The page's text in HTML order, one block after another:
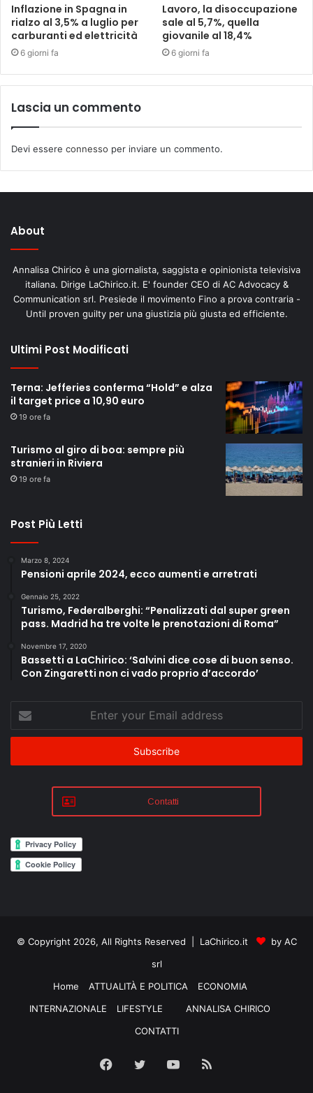
Inflazione in Spagna in
rialzo al 3,5% a luglio per
carburanti ed elettricità
6 giorni fa
Lavoro, la disoccupazione
sale al 5,7%, quella
giovanile al 18,4%
6 giorni fa
Lascia un commento
Devi essere connesso per inviare un commento.
About
Annalisa Chirico è una giornalista, saggista e opinionista televisiva
italiana. Dirige LaChirico.it. E' founder CEO di AC Advocacy &
Communication srl. Presiede il movimento Fino a prova contraria -
Until proven guilty per una giustizia più giusta ed efficiente.
Ultimi Post Modificati
Terna: Jefferies conferma “Hold” e alza
il target price a 10,90 euro
19 ore fa
Turismo al giro di boa: sempre più
stranieri in Riviera
19 ore fa
Post Più Letti
Marzo 8, 2024
Pensioni aprile 2024, ecco aumenti e arretrati
Gennaio 25, 2022
Turismo, Federalberghi: “Penalizzati dal super green
pass. Madrid ha tre volte le prenotazioni di Roma”
Novembre 17, 2020
Bassetti a LaChirico: ‘Salvini dice cose di buon senso.
Con Zingaretti non ci vado proprio d’accordo’
Enter
your
Email
Contatti
© Copyright 2026, All Rights Reserved | LaChirico.it
by AC
srl
Home
ATTUALITÀ E POLITICA
ECONOMIA
INTERNAZIONALE
LIFESTYLE
ANNALISA CHIRICO
CONTATTI
Facebook
Twitter YouTube